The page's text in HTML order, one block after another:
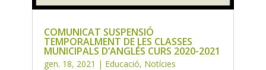
COMUNICAT SUSPENSIÓ
TEMPORALMENT DE LES CLASSES
MUNICIPALS D’ANGLÉS CURS 2020-2021
gen. 18, 2021 | Educació, Notícies